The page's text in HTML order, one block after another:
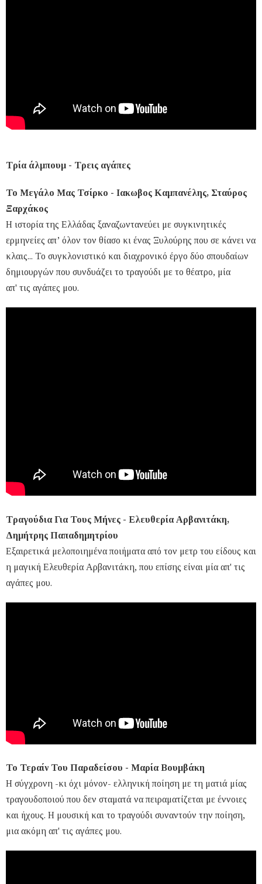
Τρία άλμπουμ - Τρεις αγάπες
Το Μεγάλο Μας Τσίρκο - Ιακωβος Καμπανέλης, Σταύρος
Ξαρχάκος
Η ιστορία της Ελλάδας ξαναζωντανεύει με συγκινητικές
ερμηνείες απ’ όλον τον θίασο κι ένας Ξυλούρης που σε κάνει να
κλαις... Το συγκλονιστικό και διαχρονικό έργο δύο σπουδαίων
δημιουργών που συνδυάζει το τραγούδι με το θέατρο, μία
απ' τις αγάπες μου.
Τραγούδια Για Τους Μήνες - Ελευθερία Αρβανιτάκη,
Δημήτρης Παπαδημητρίου
Εξαιρετικά μελοποιημένα ποιήματα από τον μετρ του είδους και
η μαγική Ελευθερία Αρβανιτάκη, που επίσης είναι μία απ' τις
αγάπες μου.
Το Τεραίν Του Παραδείσου - Μαρία Βουμβάκη
Η σύγχρονη -κι όχι μόνον- ελληνική ποίηση με τη ματιά μίας
τραγουδοποιού που δεν σταματά να πειραματίζεται με έννοιες
και ήχους. Η μουσική και το τραγούδι συναντούν την ποίηση,
μια ακόμη απ' τις αγάπες μου.